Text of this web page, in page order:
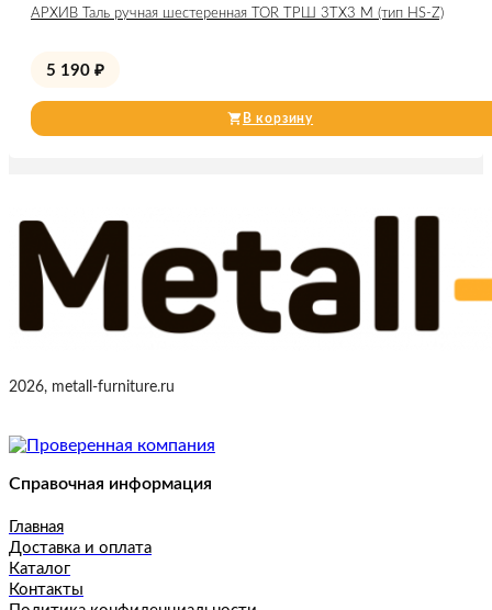
АРХИВ Таль ручная шестеренная TOR ТРШ 3ТХ3 М (тип HS-Z)
5 190 ₽
В корзину
2026, metall-furniture.ru
Справочная информация
Главная
Доставка и оплата
Каталог
Контакты